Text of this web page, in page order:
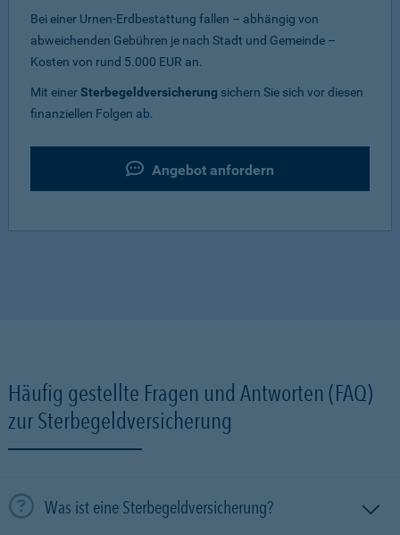
Bei einer Urnen-Erdbestattung fallen – abhängig von
abweichenden Gebühren je nach Stadt und Gemeinde –
Kosten von rund 5.000 EUR an.
Mit einerSterbegeldversicherung sichern Sie sich vor diesen
finanziellen Folgen ab.
Angebot anfordern
Häufig gestellte Fragen und Antworten (FAQ)
zur Sterbegeldversicherung
Was ist eine Sterbegeldversicherung?